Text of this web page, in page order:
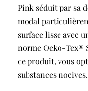
Pink séduit par sa
modal
surface lisse avec
norme Oeko-Tex®
ce produit, vous
substances nocives.